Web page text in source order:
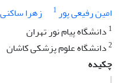
امین رفیعی پور1 زهرا ساکنی
1 دانشگاه پیام نور تهران
2دانشگاه علوم پزشکی کاشان
چکیده